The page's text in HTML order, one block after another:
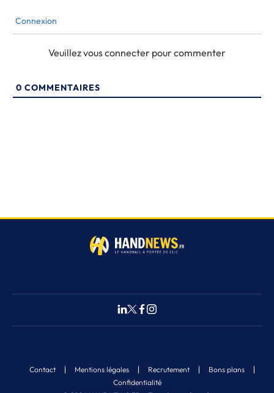
Connexion
Veuillez vous connecter pour commenter
0 COMMENTAIRES
Contact Mentions légales Recrutement
Bons plans
Confidentialité